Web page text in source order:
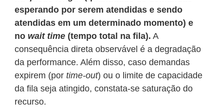
esperando por serem atendidas e sendo
atendidas em um determinado momento) e
no wait time (tempo total na fila). A
consequência direta observável é a degradação
da performance. Além disso, caso demandas
expirem (por time-out) ou o limite de capacidade
da fila seja atingido, constata-se saturação do
recurso.